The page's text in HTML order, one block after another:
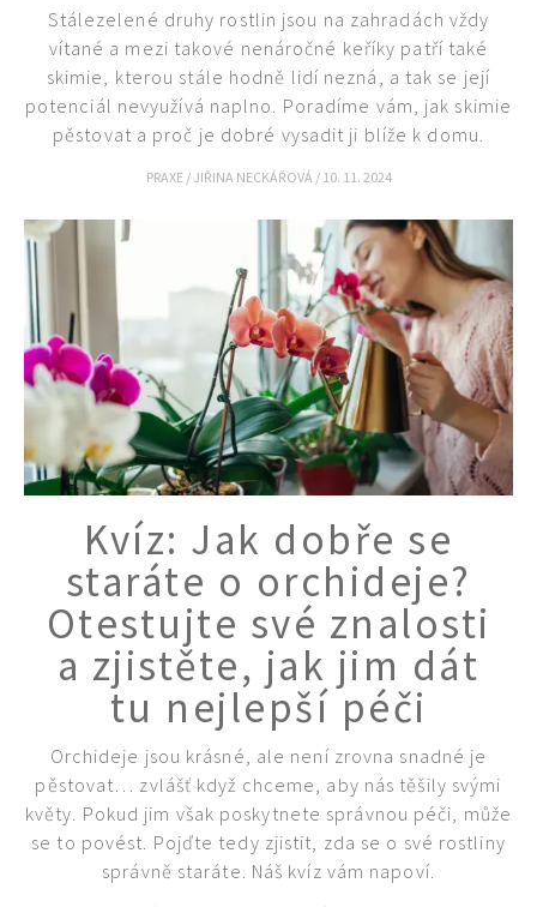
Stálezelené druhy rostlin jsou na zahradách vždy
vítané a mezi takové nenáročné keříky patří také
skimie, kterou stále hodně lidí nezná, a tak se její
potenciál nevyužívá naplno. Poradíme vám, jak skimie
pěstovat a proč je dobré vysadit ji blíže k domu.
PRAXE / JIŘINA NECKÁŘOVÁ / 10. 11. 2024
Kvíz: Jak dobře se
staráte o orchideje?
Otestujte své znalosti
a zjistěte, jak jim dát
tu nejlepší péči
Orchideje jsou krásné, ale není zrovna snadné je
pěstovat… zvlášť když chceme, aby nás těšily svými
květy. Pokud jim však poskytnete správnou péči, může
se to povést. Pojďte tedy zjistit, zda se o své rostliny
správně staráte. Náš kvíz vám napoví.